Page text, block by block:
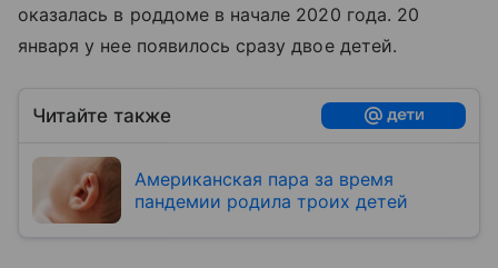
оказалась в роддоме в начале 2020 года. 20
января у нее появилось сразу двое детей.
Читайте также
Американская пара за время
пандемии родила троих детей